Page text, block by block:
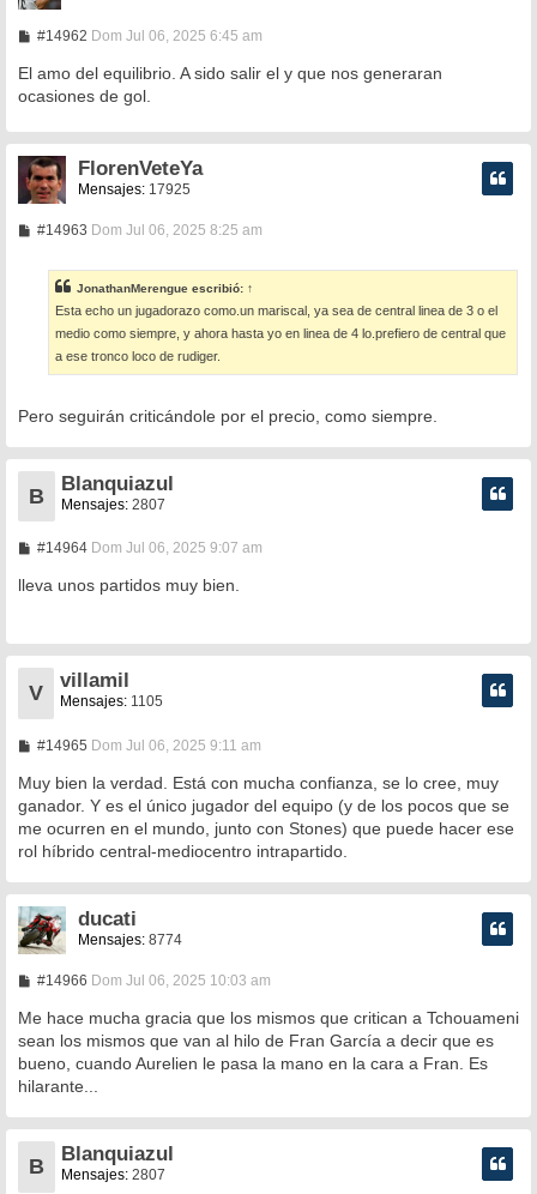
#14962M
n
s
a
e
Dom Jul 06, 2025 6:45 am
El amo del equilibrio. A sido salir el y que nos generaran
ocasiones de gol.
FlorenVeteYa
Mensajes: 17925
#14963M
a
j
e
Dom Jul 06, 2025 8:25 am
JonathanMerengue escribió: ↑
Esta echo un jugadorazo como.un mariscal, ya sea de central linea de 3 o el
medio como siempre, y ahora hasta yo en linea de 4 lo.prefiero de central que
a ese tronco loco de rudiger.
Pero seguirán criticándole por el precio, como siempre.
B
Blanquiazul
Mensajes: 2807
#14964M
n
e
Dom Jul 06, 2025 9:07 am
lleva unos partidos muy bien.
V
villamil
Mensajes: 1105
#14965M
n
a
j
e
Dom Jul 06, 2025 9:11 am
Muy bien la verdad. Está con mucha confianza, se lo cree, muy
ganador. Y es el único jugador del equipo (y de los pocos que se
me ocurren en el mundo, junto con Stones) que puede hacer ese
rol híbrido central-mediocentro intrapartido.
ducati
Mensajes: 8774
#14966M
n
a
j
Dom Jul 06, 2025 10:03 am
Me hace mucha gracia que los mismos que critican a Tchouameni
sean los mismos que van al hilo de Fran García a decir que es
bueno, cuando Aurelien le pasa la mano en la cara a Fran. Es
hilarante...
B
Blanquiazul
Mensajes: 2807